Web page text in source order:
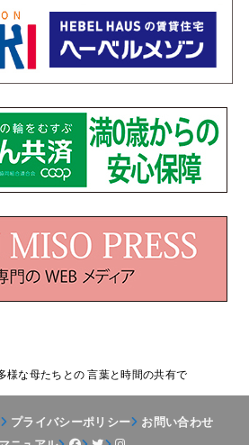
様な母たちとの 言葉と時間の共有で
プライバシーポリシー
お問い合わせ